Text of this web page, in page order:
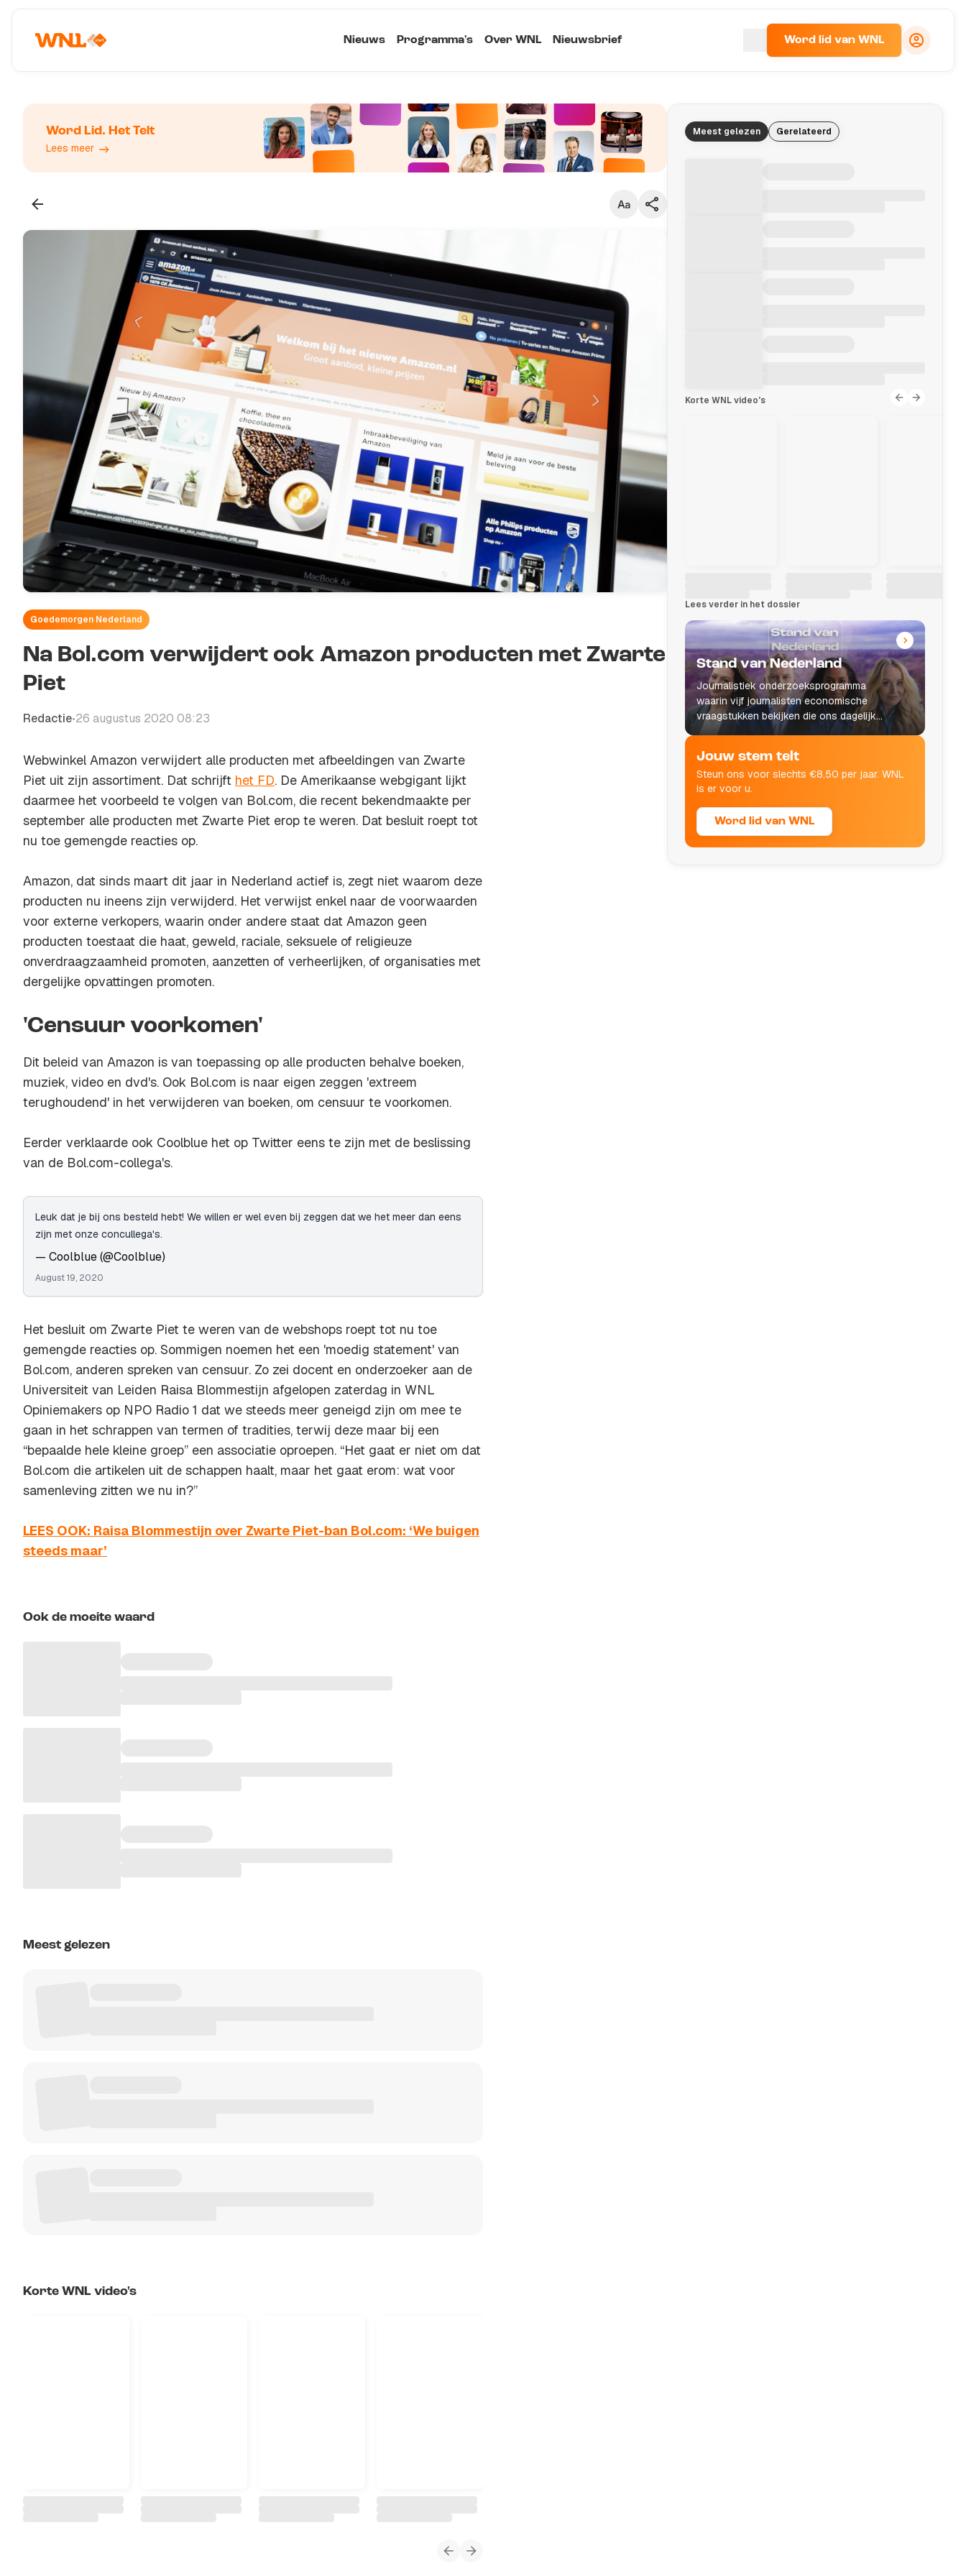
Nieuws Programma's Over WNL Nieuwsbrief Word lid van WNL
Word Lid. Het Telt
Lees meer
Groot
Goedemorgen Nederland
Na Bol.com verwijdert ook Amazon producten met Zwarte
Piet
Redactie•26 augustus 2020 08:23
Webwinkel Amazon verwijdert alle producten met afbeeldingen van Zwarte
Piet uit zijn assortiment. Dat schrijft het FD. De Amerikaanse webgigant lijkt
daarmee het voorbeeld te volgen van Bol.com, die recent bekendmaakte per
september alle producten met Zwarte Piet erop te weren. Dat besluit roept tot
nu toe gemengde reacties op.
Amazon, dat sinds maart dit jaar in Nederland actief is, zegt niet waarom deze
producten nu ineens zijn verwijderd. Het verwijst enkel naar de voorwaarden
voor externe verkopers, waarin onder andere staat dat Amazon geen
producten toestaat die haat, geweld, raciale, seksuele of religieuze
onverdraagzaamheid promoten, aanzetten of verheerlijken, of organisaties met
dergelijke opvattingen promoten.
'Censuur voorkomen'
Dit beleid van Amazon is van toepassing op alle producten behalve boeken,
muziek, video en dvd's. Ook Bol.com is naar eigen zeggen 'extreem
terughoudend' in het verwijderen van boeken, om censuur te voorkomen.
Eerder verklaarde ook Coolblue het op Twitter eens te zijn met de beslissing
van de Bol.com-collega's.
Leuk dat je bij ons besteld hebt! We willen er wel even bij zeggen dat we het meer dan eens
zijn met onze concullega's.
— Coolblue (@Coolblue)
August 19, 2020
Het besluit om Zwarte Piet te weren van de webshops roept tot nu toe
gemengde reacties op. Sommigen noemen het een 'moedig statement' van
Bol.com, anderen spreken van censuur. Zo zei docent en onderzoeker aan de
Universiteit van Leiden Raisa Blommestijn afgelopen zaterdag in WNL
Opiniemakers op NPO Radio 1 dat we steeds meer geneigd zijn om mee te
gaan in het schrappen van termen of tradities, terwij deze maar bij een
“bepaalde hele kleine groep” een associatie oproepen. “Het gaat er niet om dat
Bol.com die artikelen uit de schappen haalt, maar het gaat erom: wat voor
samenleving zitten we nu in?”
LEES OOK: Raisa Blommestijn over Zwarte Piet-ban Bol.com: ‘We buigen
steeds maar’
Ook de moeite waard
Meest gelezen
Korte WNL video's
Meest gelezen Gerelateerd
Korte WNL video's
Lees verder in het dossier
Stand van Nederland
Journalistiek onderzoeksprogramma
waarin vijf journalisten economische
vraagstukken bekijken die ons dagelijks
leven raken.
Jouw stem telt
Steun ons voor slechts €8,50 per jaar. WNL
is er voor u.
Word lid van WNL